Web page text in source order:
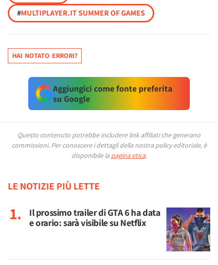
#MULTIPLAYER.IT SUMMER OF GAMES
HAI NOTATO ERRORI?
Aggiungici come fonte preferita
su Google
Questo contenuto potrebbe includere link affiliati che generano
commissioni. Per conoscere i dettagli della nostra policy editoriale, è
disponibile la pagina etica.
LE NOTIZIE PIÙ LETTE
Il prossimo trailer di GTA 6 ha data
e orario: sarà visibile su Netflix